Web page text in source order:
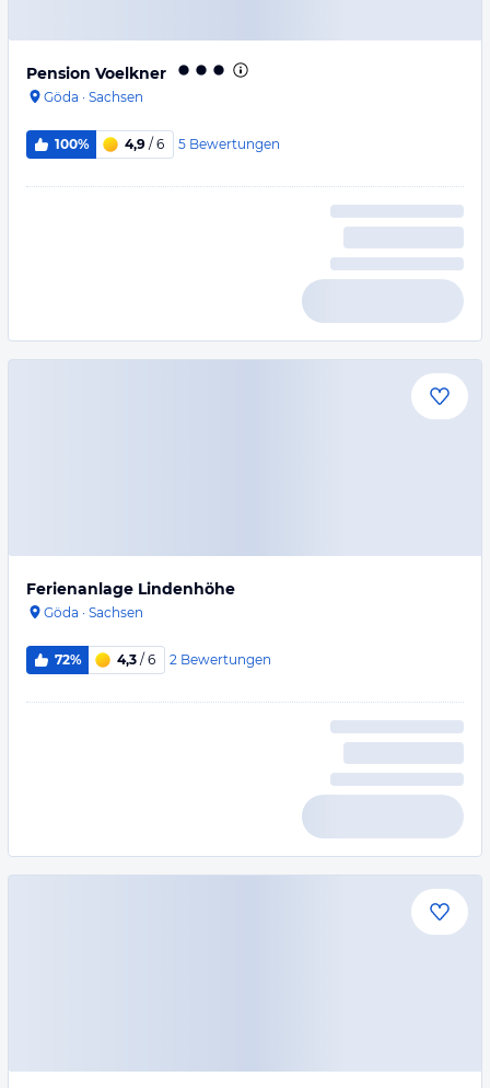
Pension Voelkner
Göda · Sachsen
100% 4,9 / 6 5 Bewertungen
Ferienanlage Lindenhöhe
Göda · Sachsen
72% 4,3 / 6 2 Bewertungen